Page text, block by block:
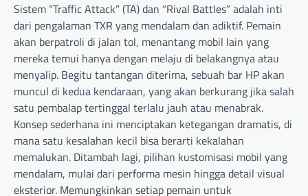
Sistem “Traffic Attack” (TA) dan “Rival Battles” adalah inti
dari pengalaman TXR yang mendalam dan adiktif. Pemain
akan berpatroli di jalan tol, menantang mobil lain yang
mereka temui hanya dengan melaju di belakangnya atau
menyalip. Begitu tantangan diterima, sebuah bar HP akan
muncul di kedua kendaraan, yang akan berkurang jika salah
satu pembalap tertinggal terlalu jauh atau menabrak.
Konsep sederhana ini menciptakan ketegangan dramatis, di
mana satu kesalahan kecil bisa berarti kekalahan
memalukan. Ditambah lagi, pilihan kustomisasi mobil yang
mendalam, mulai dari performa mesin hingga detail visual
eksterior. Memungkinkan setiap pemain untuk